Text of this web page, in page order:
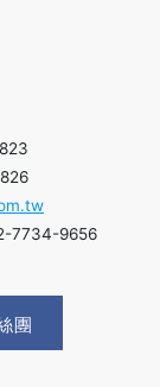
7734-9656
團